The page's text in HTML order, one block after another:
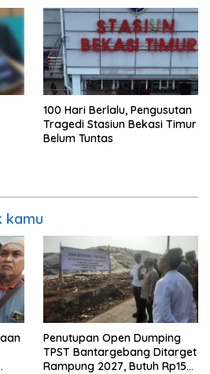
100 Hari Berlalu, Pengusutan
Tragedi Stasiun Bekasi Timur
Belum Tuntas
kamu
Penutupan Open Dumping
TPST Bantargebang Ditarget
Rampung 2027, Butuh Rp150